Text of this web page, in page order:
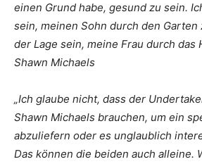
einen Grund habe, gesund zu sein.
sein, meinen Sohn durch den Garten
der Lage sein, meine Frau durch das
Shawn Michaels
„Ich glaube nicht, dass der
Shawn Michaels brauchen, um ein
abzuliefern oder es unglaublich
Das können die beiden auch alleine.